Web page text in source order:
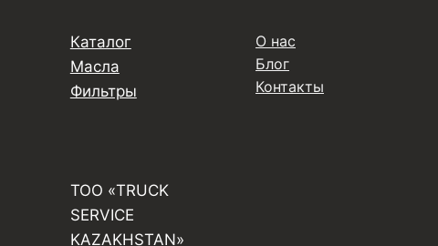
Каталог
Масла
Фильтры
ТОО «TRUCK
SERVICE
KAZAKHSTAN»
О нас
Блог
Контакты